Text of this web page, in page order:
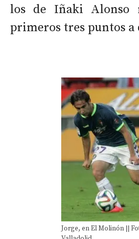
los de Iñaki Alonso
primeros tres puntos
Jorge, en El Molinón ||